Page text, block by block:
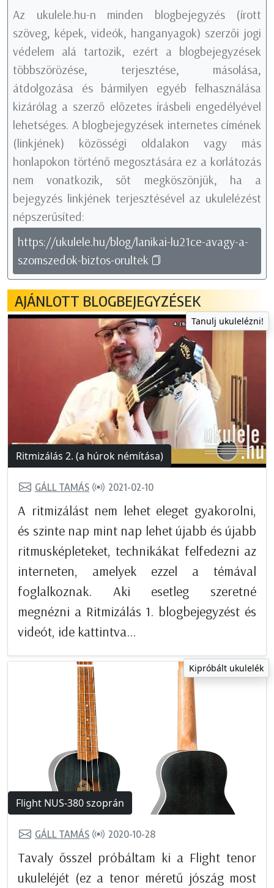
Az ukulele.hu-n minden blogbejegyzés (írott
szöveg, képek, videók, hanganyagok) szerzői jogi
védelem alá tartozik, ezért a blogbejegyzések
többszörözése, terjesztése, másolása,
átdolgozása és bármilyen egyéb felhasználása
kizárólag a szerző előzetes írásbeli engedélyével
lehetséges. A blogbejegyzések internetes címének
(linkjének) közösségi oldalakon vagy más
honlapokon történő megosztására ez a korlátozás
nem vonatkozik, sőt megköszönjük, ha a
bejegyzés linkjének terjesztésével az ukulelézést
népszerűsíted:
https://ukulele.hu/blog/lanikai-lu21ce-avagy-a-
szomszedok-biztos-orultek
AJÁNLOTT BLOGBEJEGYZÉSEK
Tanulj ukulelézni!
Ritmizálás 2. (a húrok némítása)
GÁLL TAMÁS 2021-02-10
A ritmizálást nem lehet eleget gyakorolni,
és szinte nap mint nap lehet újabb és újabb
ritmusképleteket, technikákat felfedezni az
interneten, amelyek ezzel a témával
foglalkoznak. Aki esetleg szeretné
megnézni a Ritmizálás 1. blogbejegyzést és
videót, ide kattintva...
Kipróbált ukulelék
Flight NUS-380 szoprán
GÁLL TAMÁS 2020-10-28
Tavaly ősszel próbáltam ki a Flight tenor
ukuleléjét (ez a tenor méretű jószág most